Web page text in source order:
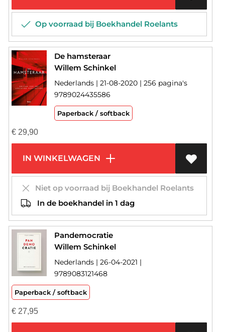
Op voorraad bij Boekhandel Roelants
De hamsteraar
Willem Schinkel
Nederlands | 21-08-2020 | 256 pagina's
9789024435586
Paperback / softback
€29,90
IN WINKELWAGEN
Niet op voorraad bij Boekhandel Roelants
In de boekhandel in 1 dag
Pandemocratie
Willem Schinkel
Nederlands | 26-04-2021 |
9789083121468
Paperback / softback
€27,95